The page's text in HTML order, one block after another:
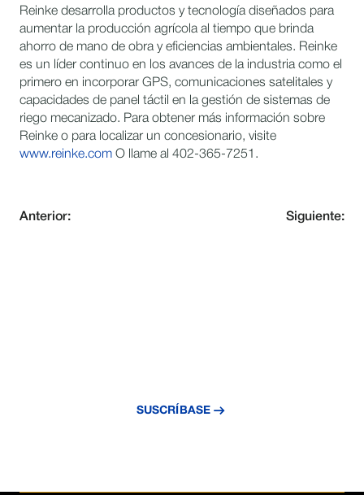
Reinke desarrolla productos y tecnología diseñados para
aumentar la producción agrícola al tiempo que brinda
ahorro de mano de obra y eficiencias ambientales. Reinke
es un líder continuo en los avances de la industria como el
primero en incorporar GPS, comunicaciones satelitales y
capacidades de panel táctil en la gestión de sistemas de
riego mecanizado. Para obtener más información sobre
Reinke o para localizar un concesionario, visite
www.reinke.com O llame al 402-365-7251.
Anterior: Siguiente:
SUSCRÍBASE